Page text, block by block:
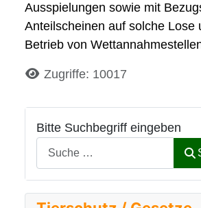
Bitte Suchbegriff eingeben
Ausspielungen sowie mit
Anteilscheinen auf solche Lose
Betrieb von
DetailsZugriffe: 10017